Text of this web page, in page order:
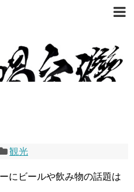
観光
にビールや飲み物の話題は